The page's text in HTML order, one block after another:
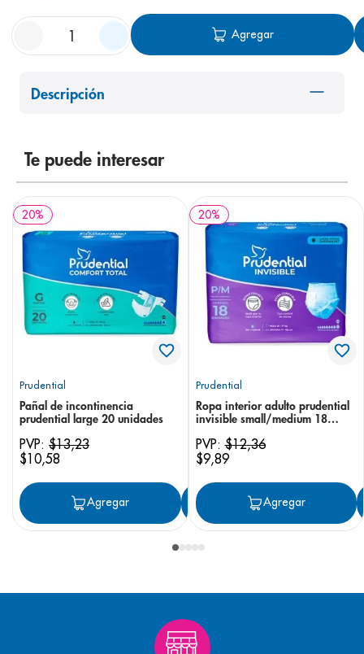
Agregar
Descripción
Te puede interesar
20%
Prudential
Pañal de incontinencia
prudential large 20 unidades
PVP: $13,23
$10,58
Agregar Agregar
20%
Prudential
Ropa interior adulto prudential
invisible small/medium 18
PVP:$12,36
$9,89
Agregar
shampoo
8. pediasure
prueba embarazo